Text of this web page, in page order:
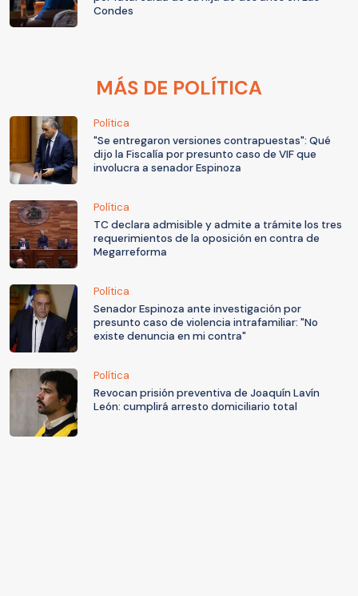
Condes
MÁS DE POLÍTICA
Política
"Se entregaron versiones contrapuestas": Qué
dijo la Fiscalía por presunto caso de VIF que
involucra a senador Espinoza
Política
TC declara admisible y admite a trámite los tres
requerimientos de la oposición en contra de
Megarreforma
Política
Senador Espinoza ante investigación por
presunto caso de violencia intrafamiliar: "No
existe denuncia en mi contra"
Política
Revocan prisión preventiva de Joaquín Lavín
León: cumplirá arresto domiciliario total